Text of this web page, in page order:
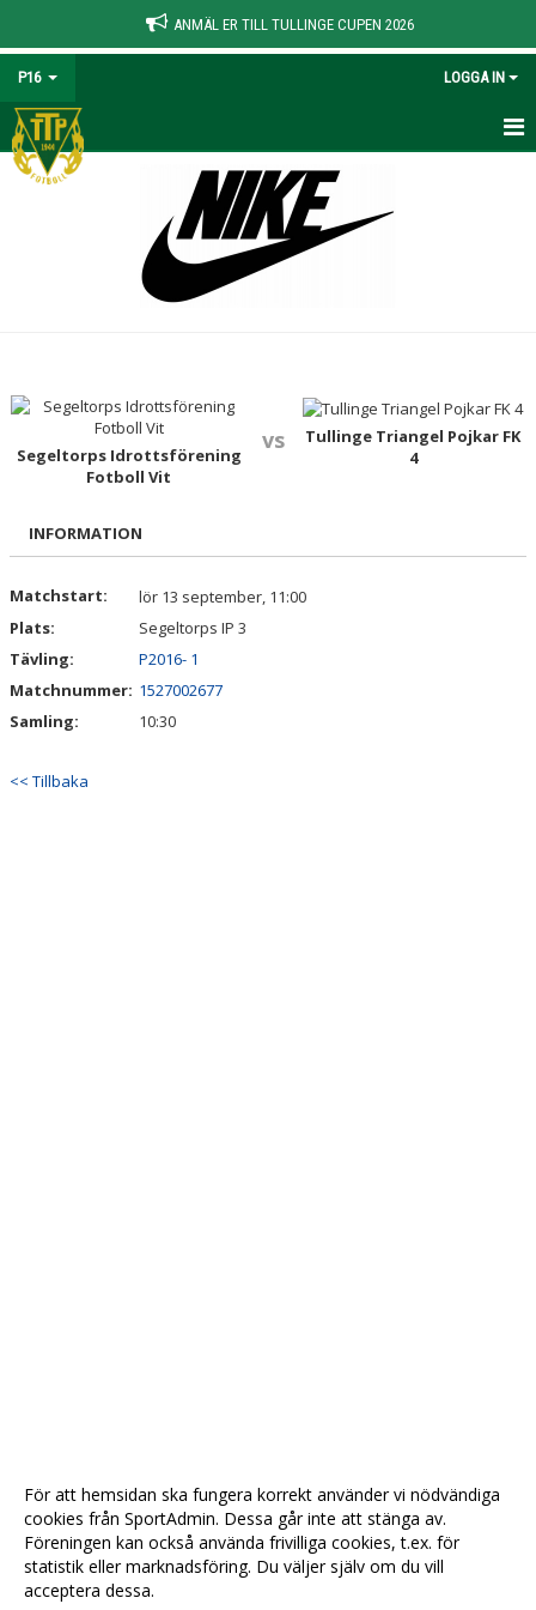
ANMÄL ER TILL TULLINGE CUPEN 2026
P16 LOGGA IN
HEM
BILDGALLERI
DOKUMENT
KONTAKT
Segeltorps Idrottsförening
Fotboll Vit
vs
Tullinge Triangel Pojkar FK
4
INFORMATION
Matchstart:
lör 13 september, 11:00
Plats:
Segeltorps IP 3
Tävling:
P2016- 1
Matchnummer: 1527002677
Samling:
10:30
<< Tillbaka
För att hemsidan ska fungera korrekt använder vi nödvändiga
cookies från SportAdmin. Dessa går inte att stänga av.
Föreningen kan också använda frivilliga cookies, t.ex. för
statistik eller marknadsföring. Du väljer själv om du vill
acceptera dessa.